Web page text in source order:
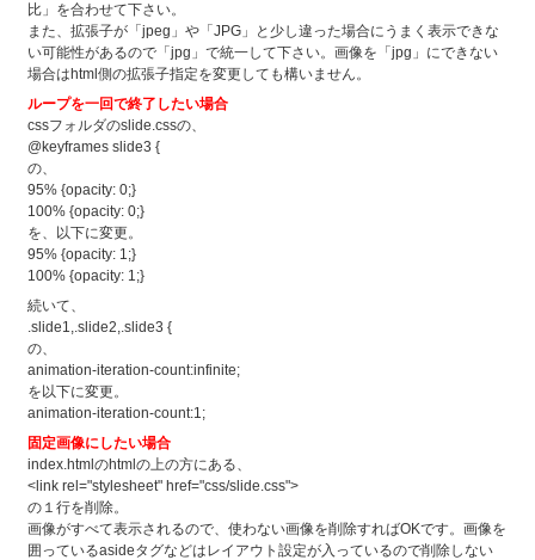
比」を合わせて下さい。
また、拡張子が「jpeg」や「JPG」と少し違った場合にうまく表示できな
い可能性があるので「jpg」で統一して下さい。画像を「jpg」にできない
場合はhtml側の拡張子指定を変更しても構いません。
ループを一回で終了したい場合
cssフォルダのslide.cssの、
@keyframes slide3 {
の、
95% {opacity: 0;}
100% {opacity: 0;}
を、以下に変更。
95% {opacity: 1;}
100% {opacity: 1;}
続いて、
.slide1,.slide2,.slide3 {
の、
animation-iteration-count:infinite;
を以下に変更。
animation-iteration-count:1;
固定画像にしたい場合
index.htmlのhtmlの上の方にある、
<link rel="stylesheet" href="css/slide.css">
の１行を削除。
画像がすべて表示されるので、使わない画像を削除すればOKです。画像を
囲っているasideタグなどはレイアウト設定が入っているので削除しない